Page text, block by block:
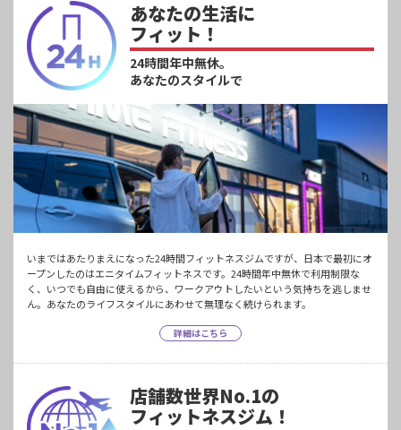
あなたの生活に
フィット！
24時間年中無休。
あなたのスタイルで
いまではあたりまえになった24時間フィットネスジムですが、日本で最初にオ
ープンしたのはエニタイムフィットネスです。24時間年中無休で利用制限な
く、いつでも自由に使えるから、ワークアウトしたいという気持ちを逃しませ
ん。あなたのライフスタイルにあわせて無理なく続けられます。
詳細はこちら
店舗数世界No.1の
フィットネスジム！